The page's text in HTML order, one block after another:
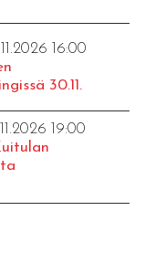
16:00
30.11.
19:00